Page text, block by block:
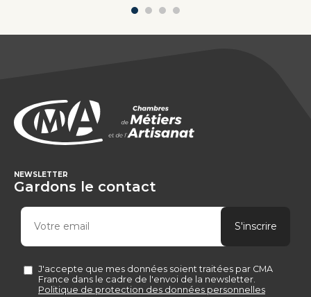
NEWSLETTER
Gardons le contact